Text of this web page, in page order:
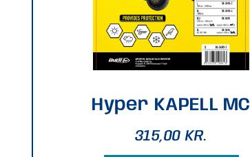
Hyper KAPELL MC
315,00KR.